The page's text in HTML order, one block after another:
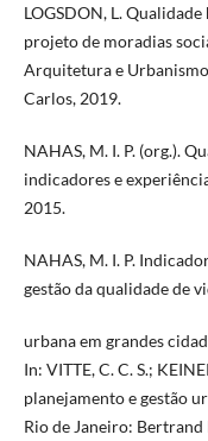
LOGSDON, L.
projeto de moradias
Arquitetura e
Carlos, 2019.
NAHAS, M. I. P. (org.).
indicadores e
2015.
NAHAS, M. I. P.
gestão da qualidade de
urbana em grandes
In: VITTE, C. C. S.;
planejamento e gestão
Rio de Janeiro: Bertrand